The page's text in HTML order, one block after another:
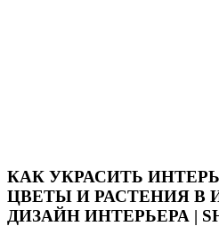
КАК УКРАСИТЬ
ЦВЕТЫ И РАСТЕНИЯ В
ДИЗАЙН ИНТЕРЬЕРА |